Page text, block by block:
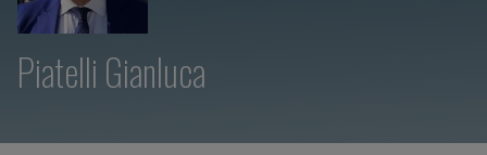
Piatelli Gianluca